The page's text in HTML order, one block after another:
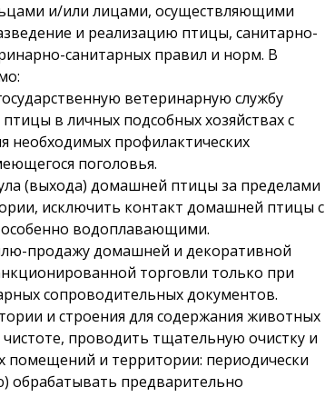
и/или лицами, осуществляющими
и реализацию птицы, санитарно-
санитарных правил и норм. В
ветеринарную службу
в личных подсобных хозяйствах с
необходимых профилактических
поголовья.
(выхода) домашней птицы за пределами
исключить контакт домашней птицы с
водоплавающими.
продажу домашней и декоративной
торговли только при
сопроводительных документов.
и строения для содержания животных
проводить тщательную очистку и
помещений и территории: периодически
обрабатывать предварительно